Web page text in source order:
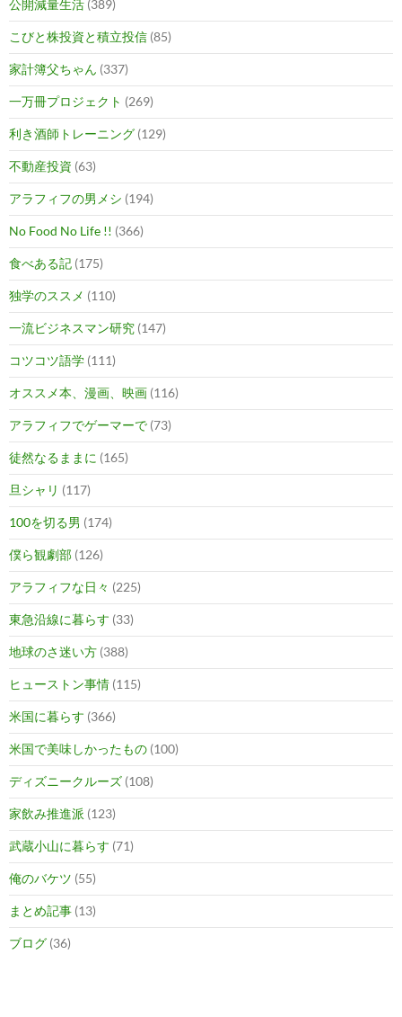
公開減量生活 (389)
こびと株投資と積立投信 (85)
家計簿父ちゃん (337)
一万冊プロジェクト (269)
利き酒師トレーニング (129)
不動産投資 (63)
アラフィフの男メシ (194)
No Food No Life !! (366)
食べある記 (175)
独学のススメ (110)
一流ビジネスマン研究 (147)
コツコツ語学 (111)
オススメ本、漫画、映画 (116)
アラフィフでゲーマーで (73)
徒然なるままに (165)
旦シャリ (117)
100を切る男 (174)
僕ら観劇部 (126)
アラフィフな日々 (225)
東急沿線に暮らす (33)
地球のさ迷い方 (388)
ヒューストン事情 (115)
米国に暮らす (366)
米国で美味しかったもの (100)
ディズニークルーズ (108)
家飲み推進派 (123)
武蔵小山に暮らす (71)
俺のバケツ (55)
まとめ記事 (13)
ブログ (36)